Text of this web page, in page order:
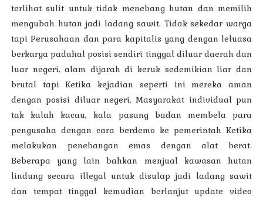
terlihat sulit untuk tidak menebang hutan dan memilih
mengubah hutan jadi ladang sawit. Tidak sekedar warga
tapi Perusahaan dan para kapitalis yang dengan leluasa
berkarya padahal posisi sendiri tinggal diluar daerah dan
luar negeri, alam dijarah di keruk sedemikian liar dan
brutal tapi Ketika kejadian seperti ini mereka aman
dengan posisi diluar negeri. Masyarakat individual pun
tak kalah kacau, kala pasang badan membela para
pengusaha dengan cara berdemo ke pemerintah Ketika
melakukan penebangan emas dengan alat berat.
Beberapa yang lain bahkan menjual kawasan hutan
lindung secara illegal untuk disulap jadi ladang sawit
dan tempat tinggal kemudian berlanjut update video